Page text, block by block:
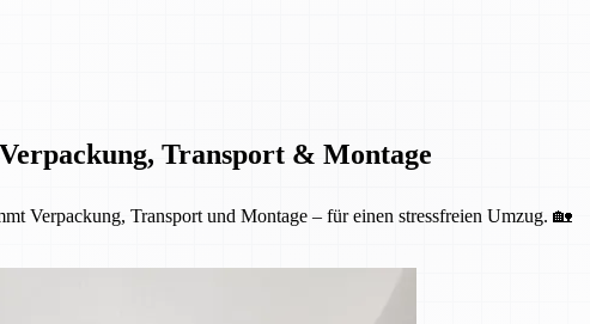
Transport & Montage
Verpackung, Transport und Montage – für einen stressfreien Umzug. 🏡